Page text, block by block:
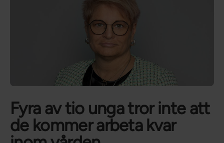
Fyra av tio unga tror inte att
de kommer arbeta kvar